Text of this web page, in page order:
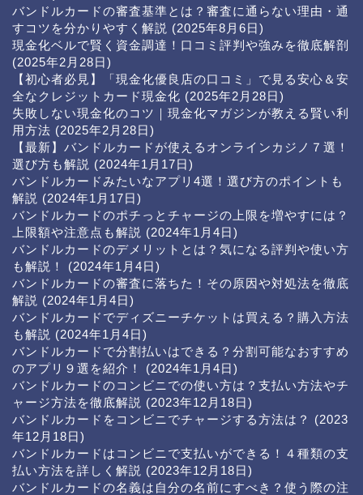
バンドルカードの審査基準とは？審査に通らない理由・通
すコツを分かりやすく解説 (2025年8月6日)
現金化ベルで賢く資金調達！口コミ評判や強みを徹底解剖
(2025年2月28日)
【初心者必見】「現金化優良店の口コミ」で見る安心＆安
全なクレジットカード現金化 (2025年2月28日)
失敗しない現金化のコツ｜現金化マガジンが教える賢い利
用方法 (2025年2月28日)
【最新】バンドルカードが使えるオンラインカジノ７選！
選び方も解説 (2024年1月17日)
バンドルカードみたいなアプリ4選！選び方のポイントも
解説 (2024年1月17日)
バンドルカードのポチっとチャージの上限を増やすには？
上限額や注意点も解説 (2024年1月4日)
バンドルカードのデメリットとは？気になる評判や使い方
も解説！
(2024年1月4日)
バンドルカードの審査に落ちた！その原因や対処法を徹底
解説 (2024年1月4日)
バンドルカードでディズニーチケットは買える？購入方法
も解説 (2024年1月4日)
バンドルカードで分割払いはできる？分割可能なおすすめ
のアプリ９選を紹介！
(2024年1月4日)
バンドルカードのコンビニでの使い方は？支払い方法やチ
ャージ方法を徹底解説 (2023年12月18日)
バンドルカードをコンビニでチャージする方法は？
(2023
年12月18日)
バンドルカードはコンビニで支払いができる！４種類の支
払い方法を詳しく解説 (2023年12月18日)
バンドルカードの名義は自分の名前にすべき？使う際の注